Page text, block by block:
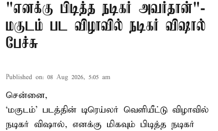
"எனக்கு பிடித்த நடிகர் அவர்தான்"-
மகுடம் பட விழாவில் நடிகர் விஷால்
பேச்சு
Published on: 08 Aug 2026, 5:05 am
சென்னை,
‘மகுடம்’ படத்தின் டிரெய்லர் வெளியீட்டு விழாவில்
நடிகர் விஷால், எனக்கு மிகவும் பிடித்த நடிகர்